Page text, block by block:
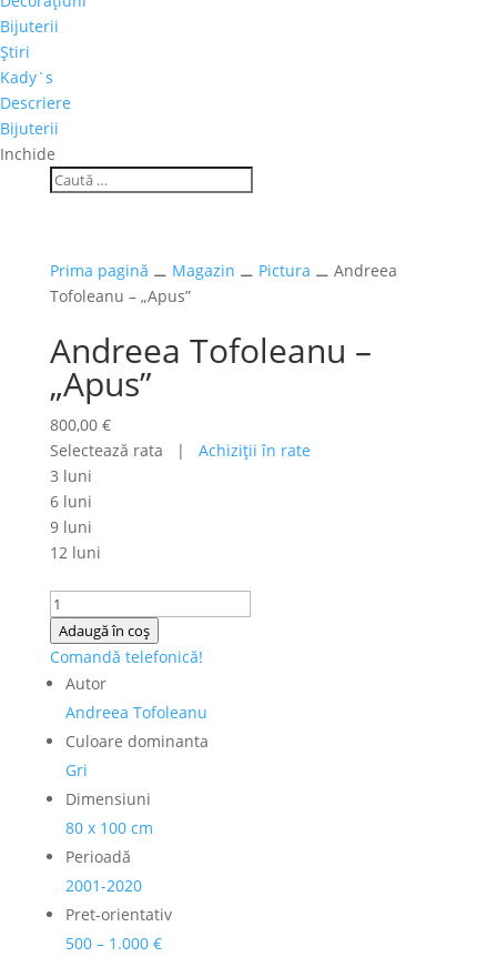
Bijuterii
Ştiri
Kady`s
Descriere
Bijuterii
Inchide
Prima pagină ⚊ Magazin ⚊ Pictura ⚊ Andreea
Tofoleanu – „Apus”
Andreea Tofoleanu –
„Apus”
800,00 €
Selectează rata | Achiziţii în rate
3 luni
6 luni
9 luni
12 luni
Cantitate
Andreea
Tofoleanu
-
"Apus"
Adaugă în coș
Comandă telefonică!
Autor
Andreea Tofoleanu
Culoare dominanta
Gri
Dimensiuni
80 x 100 cm
Perioadă
2001-2020
Pret-orientativ
500 – 1.000 €